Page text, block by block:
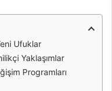
Ufuklar
Yaklaşımlar
Programları